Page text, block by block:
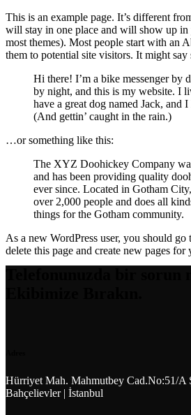
This is an example page. It’s different
will stay in one place and will show up
most themes). Most people start with an
them to potential site visitors. It might
Hi there! I’m a bike messenger by
by night, and this is my website. I
have a great dog named Jack, and
(And gettin’ caught in the rain.)
…or something like this:
The XYZ Doohickey Company
and has been providing quality
ever since. Located in Gotham
over 2,000 people and does all
things for the Gotham community.
As a new WordPress user, you should go
delete this page and create new pages
Hürriyet Mah. Mahmutbey Cad.No:51/A
Bahçelievler | İstanbul